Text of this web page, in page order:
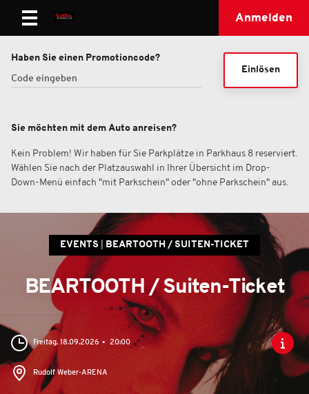
Anmelden
Haben Sie einen Promotioncode?
Einlösen
Sie möchten mit dem Auto anreisen?
Kein Problem! Wir haben für Sie Parkplätze in Parkhaus 8 reserviert.
Wählen Sie nach der Platzauswahl in Ihrer Übersicht im Drop-
Down-Menü einfach "mit Parkschein" oder "ohne Parkschein" aus.
EVENTS BEARTOOTH / SUITEN-TICKET
BEARTOOTH / Suiten-Ticket
Freitag, 18.09.2026 20:00
Rudolf Weber-ARENA